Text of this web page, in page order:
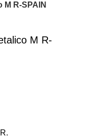
M R-SPAIN
M R-